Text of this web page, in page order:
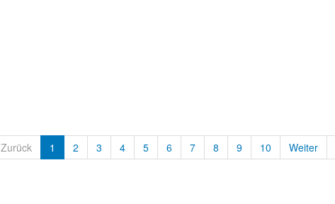
Zurück 1 2 3 4 5 6 7 8 9 10 Weiter